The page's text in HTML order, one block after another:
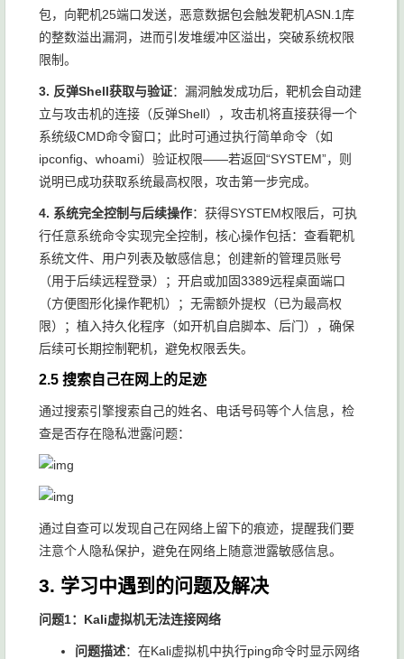
包，向靶机25端口发送，恶意数据包会触发靶机ASN.1库
的整数溢出漏洞，进而引发堆缓冲区溢出，突破系统权限
限制。
3. 反弹Shell获取与验证：漏洞触发成功后，靶机会自动建
立与攻击机的连接（反弹Shell），攻击机将直接获得一个
系统级CMD命令窗口；此时可通过执行简单命令（如
ipconfig、whoami）验证权限——若返回“SYSTEM”，则
说明已成功获取系统最高权限，攻击第一步完成。
4. 系统完全控制与后续操作：获得SYSTEM权限后，可执
行任意系统命令实现完全控制，核心操作包括：查看靶机
系统文件、用户列表及敏感信息；创建新的管理员账号
（用于后续远程登录）；开启或加固3389远程桌面端口
（方便图形化操作靶机）；无需额外提权（已为最高权
限）；植入持久化程序（如开机自启脚本、后门），确保
后续可长期控制靶机，避免权限丢失。
2.5 搜索自己在网上的足迹
通过搜索引擎搜索自己的姓名、电话号码等个人信息，检
查是否存在隐私泄露问题：
通过自查可以发现自己在网络上留下的痕迹，提醒我们要
注意个人隐私保护，避免在网络上随意泄露敏感信息。
3. 学习中遇到的问题及解决
问题1：Kali虚拟机无法连接网络
问题描述：在Kali虚拟机中执行ping命令时显示网络